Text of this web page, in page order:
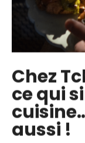
Chez
ce qui
aussi !
4€
Essai